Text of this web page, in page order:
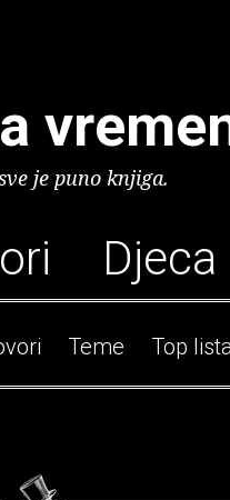
je puno knjiga.
Djeca
Teme Top